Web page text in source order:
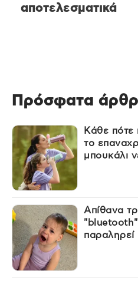
αποτελεσματικά
Πρόσφατα
Κάθε πότε
το
μπουκάλι
Απίθανα
"bluetooth"
παραληρεί